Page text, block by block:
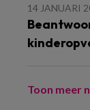
14 JANUARI
Toon meer